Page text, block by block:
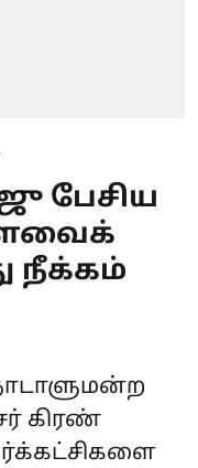
பேசிய
நீக்கம்
கிரண்